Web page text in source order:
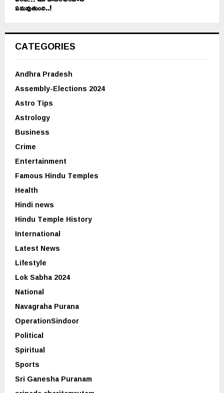
ఏమవుతుంది..!
CATEGORIES
Andhra Pradesh
Assembly-Elections 2024
Astro Tips
Astrology
Business
Crime
Entertainment
Famous Hindu Temples
Health
Hindi news
Hindu Temple History
International
Latest News
Lifestyle
Lok Sabha 2024
National
Navagraha Purana
OperationSindoor
Political
Spiritual
Sports
Sri Ganesha Puranam